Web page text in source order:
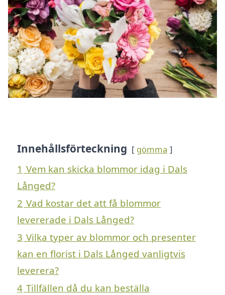
Innehållsförteckning gömma
1 Vem kan skicka blommor idag i Dals
Långed?
2 Vad kostar det att få blommor
levererade i Dals Långed?
3 Vilka typer av blommor och presenter
kan en florist i Dals Långed vanligtvis
leverera?
4 Tillfällen då du kan beställa